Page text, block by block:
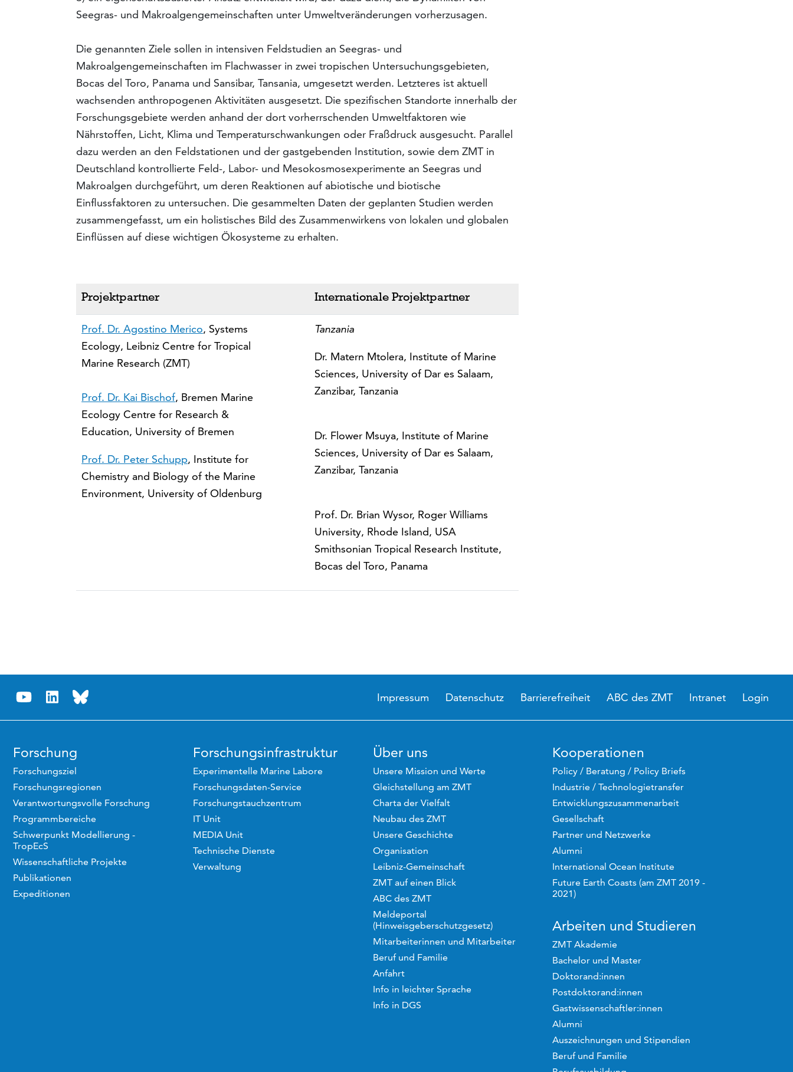
Seegras- und Makroalgengemeinschaften unter Umweltveränderungen vorherzusagen.
Die genannten Ziele sollen in intensiven Feldstudien an Seegras- und
Makroalgengemeinschaften im Flachwasser in zwei tropischen Untersuchungsgebieten,
Bocas del Toro, Panama und Sansibar, Tansania, umgesetzt werden. Letzteres ist aktuell
wachsenden anthropogenen Aktivitäten ausgesetzt. Die spezifischen Standorte innerhalb der
Forschungsgebiete werden anhand der dort vorherrschenden Umweltfaktoren wie
Nährstoffen, Licht, Klima und Temperaturschwankungen oder Fraßdruck ausgesucht. Parallel
dazu werden an den Feldstationen und der gastgebenden Institution, sowie dem ZMT in
Deutschland kontrollierte Feld-, Labor- und Mesokosmosexperimente an Seegras und
Makroalgen durchgeführt, um deren Reaktionen auf abiotische und biotische
Einflussfaktoren zu untersuchen. Die gesammelten Daten der geplanten Studien werden
zusammengefasst, um ein holistisches Bild des Zusammenwirkens von lokalen und globalen
Einflüssen auf diese wichtigen Ökosysteme zu erhalten.
Projektpartner Internationale Projektpartner
Prof. Dr. Agostino Merico, Systems
Ecology, Leibniz Centre for Tropical
Marine Research (ZMT)
Prof. Dr. Kai Bischof, Bremen Marine
Ecology Centre for Research &
Education, University of Bremen
Prof. Dr. Peter Schupp, Institute for
Chemistry and Biology of the Marine
Environment, University of Oldenburg
Tanzania
Dr. Matern Mtolera, Institute of Marine
Sciences, University of Dar es Salaam,
Zanzibar, Tanzania
Dr. Flower Msuya, Institute of Marine
Sciences, University of Dar es Salaam,
Zanzibar, Tanzania
Prof. Dr. Brian Wysor, Roger Williams
University, Rhode Island, USA
Smithsonian Tropical Research Institute,
Bocas del Toro, Panama
Impressum Datenschutz Barrierefreiheit ABC des ZMT Intranet Login
Forschung
Forschungsziel
Forschungsregionen
Verantwortungsvolle Forschung
Programmbereiche
Schwerpunkt Modellierung -
TropEcS
Wissenschaftliche Projekte
Publikationen
Expeditionen
Forschungsinfrastruktur
Experimentelle Marine Labore
Forschungsdaten-Service
Forschungstauchzentrum
IT Unit
MEDIA Unit
Technische Dienste
Verwaltung
Über uns
Unsere Mission und Werte
Gleichstellung am ZMT
Charta der Vielfalt
Neubau des ZMT
Unsere Geschichte
Organisation
Leibniz-Gemeinschaft
ZMT auf einen Blick
ABC des ZMT
Meldeportal
(Hinweisgeberschutzgesetz)
Mitarbeiterinnen und Mitarbeiter
Beruf und Familie
Anfahrt
Info in leichter Sprache
Info in DGS
Kooperationen
Policy / Beratung / Policy Briefs
Industrie / Technologietransfer
Entwicklungszusammenarbeit
Gesellschaft
Partner und Netzwerke
Alumni
International Ocean Institute
Future Earth Coasts (am ZMT 2019 -
2021)
Arbeiten und Studieren
ZMT Akademie
Bachelor und Master
Doktorand:innen
Postdoktorand:innen
Gastwissenschaftler:innen
Alumni
Auszeichnungen und Stipendien
Beruf und Familie